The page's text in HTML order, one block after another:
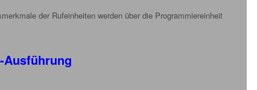
der Rufeinheiten werden über die Programmiereinheit